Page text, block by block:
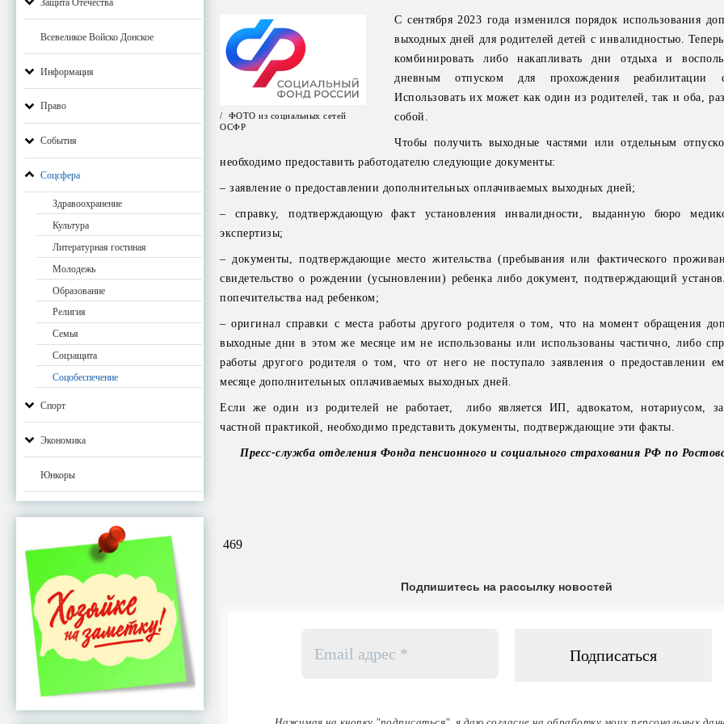
Защита Отечества
Всевеликое Войско Донское
Информация
Право
События
Соцсфера
Здравоохранение
Культура
Литературная гостиная
Молодежь
Образование
Религия
Семья
Соцзащита
Соцобеспечение
Спорт
Экономика
Юнкоры
/ ФОТО из социальных сетей
ОСФР
С сентября 2023 года изменился порядок использования
выходных дней для родителей детей с инвалидностью.
комбинировать либо накапливать дни отдыха и
дневным отпуском для прохождения реабилитации
Использовать их может как один из родителей, так и оба,
собой.
Чтобы получить выходные частями или отдельным
необходимо предоставить работодателю следующие документы:
– заявление о предоставлении дополнительных оплачиваемых выходных дней;
– справку, подтверждающую факт установления инвалидности, выданную бюро
экспертизы;
– документы, подтверждающие место жительства (пребывания или фактического
свидетельство о рождении (усыновлении) ребенка либо документ, подтверждающий
попечительства над ребенком;
– оригинал справки с места работы другого родителя о том, что на момент обращения
выходные дни в этом же месяце им не использованы или использованы частично, либо
работы другого родителя о том, что от него не поступало заявления о предоставлении
месяце дополнительных оплачиваемых выходных дней.
Если же один из родителей не работает, либо является ИП, адвокатом, нотариусом,
частной практикой, необходимо представить документы, подтверждающие эти факты.
Пресс-служба отделения Фонда пенсионного и социального страхования РФ по
469
Подпишитесь на рассылку новостей
адрес